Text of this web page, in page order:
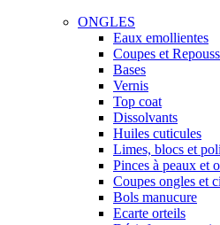
ONGLES
Eaux emollientes
Coupes et
Bases
Vernis
Top coat
Dissolvants
Huiles cuticules
Limes, blocs et
Pinces à peaux et
Coupes ongles et
Bols manucure
Ecarte orteils